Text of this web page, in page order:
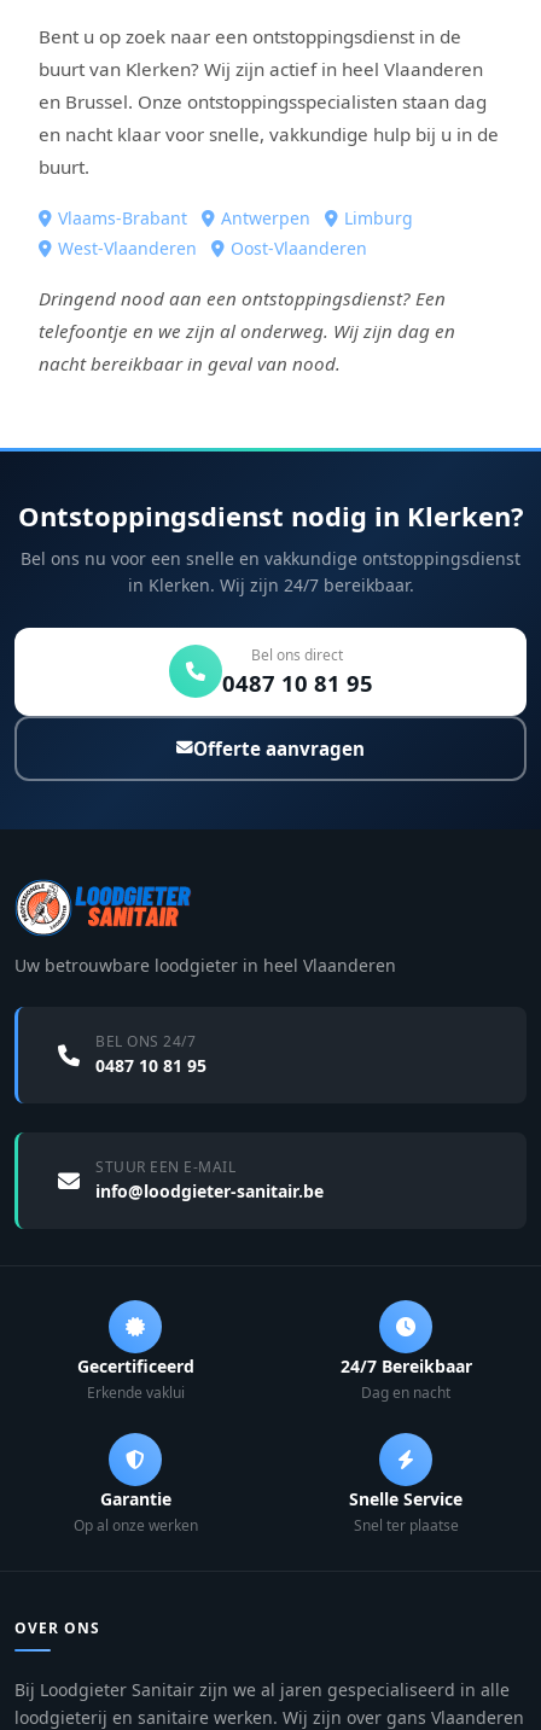
Bent u op zoek naar een ontstoppingsdienst in de
buurt van Klerken? Wij zijn actief in heel Vlaanderen
en Brussel. Onze ontstoppingsspecialisten staan dag
en nacht klaar voor snelle, vakkundige hulp bij u in de
buurt.
Vlaams-Brabant Antwerpen
Limburg
West-Vlaanderen
Oost-Vlaanderen
Dringend nood aan een ontstoppingsdienst? Een
telefoontje en we zijn al onderweg. Wij zijn dag en
nacht bereikbaar in geval van nood.
Ontstoppingsdienst nodig in Klerken?
Bel ons nu voor een snelle en vakkundige ontstoppingsdienst
in Klerken. Wij zijn 24/7 bereikbaar.
Bel ons direct
0487 10 81 95
Offerte aanvragen
Uw betrouwbare loodgieter in heel Vlaanderen
BEL ONS 24/7
0487 10 81 95
STUUR EEN E-MAIL
info@loodgieter-sanitair.be
Gecertificeerd
Erkende vaklui
24/7 Bereikbaar
Dag en nacht
Garantie
Op al onze werken
Snelle Service
Snel ter plaatse
OVER ONS
Bij Loodgieter Sanitair zijn we al jaren gespecialiseerd in alle
loodgieterij en sanitaire werken. Wij zijn over gans Vlaanderen